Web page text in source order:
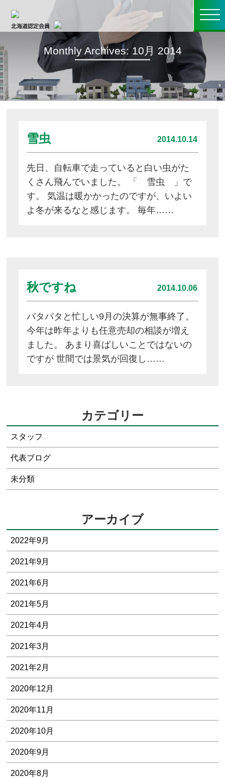
toggle
Monthly Archives: 10月 2014
雪虫 2014.10.14
先日、自転車で走っていると白い虫がた
くさん飛んでいました。 「 雪虫 」で
す。 気温は暖かかったのですが、いよい
よ冬が来るなと感じます。 毎年……
秋ですね 2014.10.06
バタバタと忙しい9月の決算が無事終了。
今年は昨年よりも任意売却の相談が増え
ました。 あまり喜ばしいことではないの
ですが 世間では景気が回復し……
カテゴリー
スタッフ
代表ブログ
未分類
アーカイブ
2022年9月
2021年9月
2021年6月
2021年5月
2021年4月
2021年3月
2021年2月
2020年12月
2020年11月
2020年10月
2020年9月
2020年8月